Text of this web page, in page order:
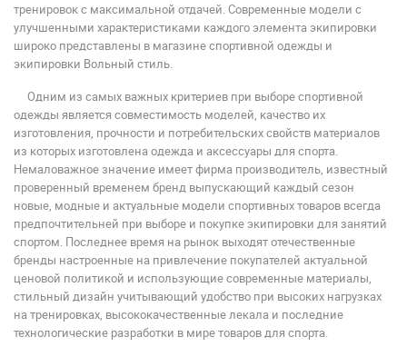
тренировок с максимальной отдачей. Современные модели с
улучшенными характеристиками каждого элемента экипировки
широко представлены в магазине спортивной одежды и
экипировки Вольный стиль.
Одним из самых важных критериев при выборе спортивной
одежды является совместимость моделей, качество их
изготовления, прочности и потребительских свойств материалов
из которых изготовлена одежда и аксессуары для спорта.
Немаловажное значение имеет фирма производитель, известный
проверенный временем бренд выпускающий каждый сезон
новые, модные и актуальные модели спортивных товаров всегда
предпочтительней при выборе и покупке экипировки для занятий
спортом. Последнее время на рынок выходят отечественные
бренды настроенные на привлечение покупателей актуальной
ценовой политикой и использующие современные материалы,
стильный дизайн учитывающий удобство при высоких нагрузках
на тренировках, высококачественные лекала и последние
технологические разработки в мире товаров для спорта.